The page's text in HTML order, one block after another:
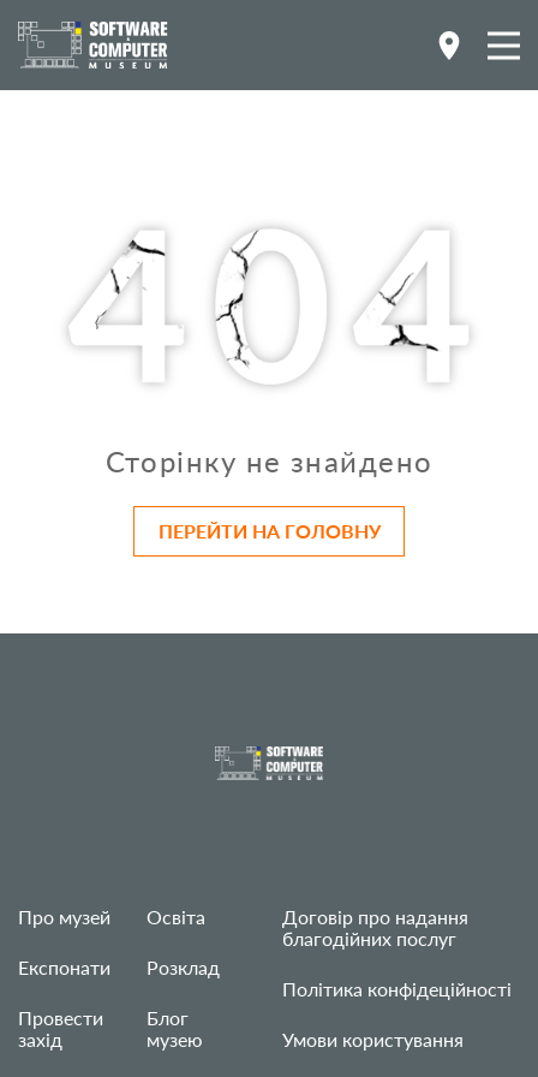
Сторінку не знайдено
ПЕРЕЙТИ НА ГОЛОВНУ
Про музей
Експонати
Провести
захід
Освіта
Розклад
Блог
музею
Договір про надання
благодійних послуг
Політика конфідеційності
Умови користування